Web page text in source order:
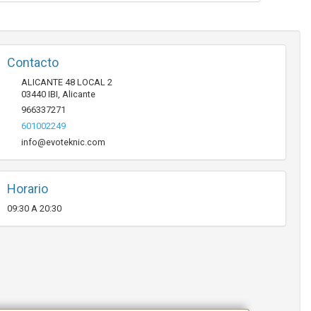
Contacto
ALICANTE 48 LOCAL 2
03440 IBI Alicante
966337271
601002249
info@evoteknic.com
Horario
09:30 A 20:30